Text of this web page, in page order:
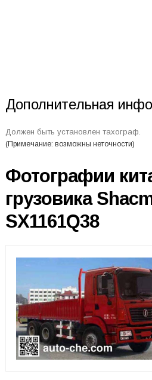
Дополнительная
Должен быть установлен тахограф.
(Примечание: возможны неточности)
Фотографии
грузовика
SX1161Q38